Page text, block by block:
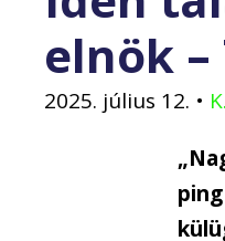
elnök
2025. július 12. •